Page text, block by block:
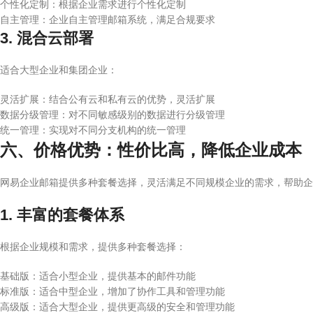
个性化定制：根据企业需求进行个性化定制
自主管理：企业自主管理邮箱系统，满足合规要求
3. 混合云部署
适合大型企业和集团企业：
灵活扩展：结合公有云和私有云的优势，灵活扩展
数据分级管理：对不同敏感级别的数据进行分级管理
统一管理：实现对不同分支机构的统一管理
六、价格优势：性价比高，降低企业成本
网易企业邮箱提供多种套餐选择，灵活满足不同规模企业的需求，帮助企
1. 丰富的套餐体系
根据企业规模和需求，提供多种套餐选择：
基础版：适合小型企业，提供基本的邮件功能
标准版：适合中型企业，增加了协作工具和管理功能
高级版：适合大型企业，提供更高级的安全和管理功能